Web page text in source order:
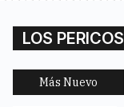
LOS PERICOS
Más Nuevo